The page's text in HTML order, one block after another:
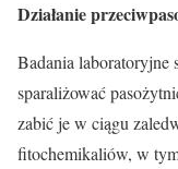
Działanie
Badania laboratoryjne
sparaliżować
zabić je w ciągu
fitochemikaliów, w